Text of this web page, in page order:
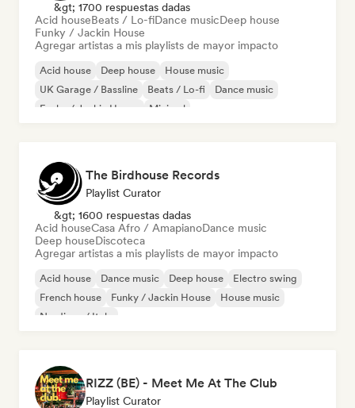
&gt; 1700 respuestas dadas
Acid houseBeats / Lo-fiDance musicDeep house
Funky / Jackin House
Agregar artistas a mis playlists de mayor impacto
Acid house Deep house
House music
UK Garage / Bassline
Beats / Lo-fi
Dance music
Funky / Jackin House
Minimal
The Birdhouse Records
Playlist Curator
&gt; 1600 respuestas dadas
Acid houseCasa Afro / AmapianoDance music
Deep houseDiscoteca
Agregar artistas a mis playlists de mayor impacto
Acid house Dance music Deep house
Electro swing
French house
Funky / Jackin House
House music
Nu-disco / Italo
RIZZ (BE) - Meet Me At The Club
Playlist Curator